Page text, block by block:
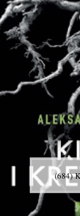
(684)